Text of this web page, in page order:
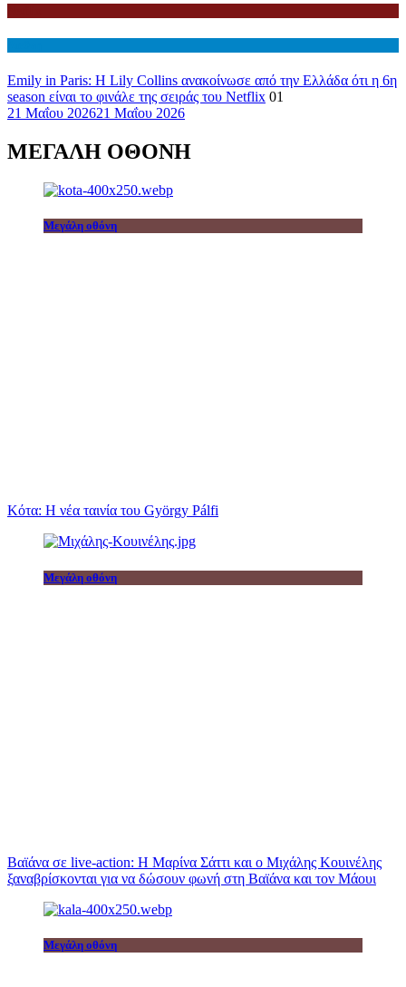
Emily in Paris: Η Lily Collins ανακοίνωσε από την Ελλάδα ότι η 6η
season είναι το φινάλε της σειράς του Netflix 01
21 Μαΐου 202621 Μαΐου 2026
ΜΕΓΑΛΗ ΟΘΟΝΗ
Μεγάλη οθόνη
Κότα: Η νέα ταινία του György Pálfi
Μεγάλη οθόνη
Βαϊάνα σε live-action: Η Μαρίνα Σάττι και ο Μιχάλης Κουινέλης
ξαναβρίσκονται για να δώσουν φωνή στη Βαϊάνα και τον Μάουι
Μεγάλη οθόνη